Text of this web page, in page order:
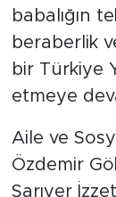
babalığın
beraberlik
bir Türkiye
etmeye
Aile ve
Özdemir
Sarıyer